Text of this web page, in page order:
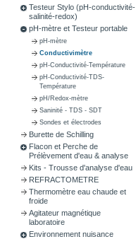
Testeur Stylo (pH-conductivité-
salinité-redox)
pH-mètre et Testeur portable
pH-mètre
Conductivimètre
pH-Conductivité-Température
pH-Conductivité-TDS-
Température
pH/Redox-mètre
Saninité - TDS - SDT
Sondes et électrodes
Burette de Schilling
Flacon et Perche de
Prélèvement d'eau & analyse
Kits - Trousse d'analyse d'eau
REFRACTOMETRE
Thermomètre eau chaude et
froide
Agitateur magnétique
laboratoire
Environnement nuisance